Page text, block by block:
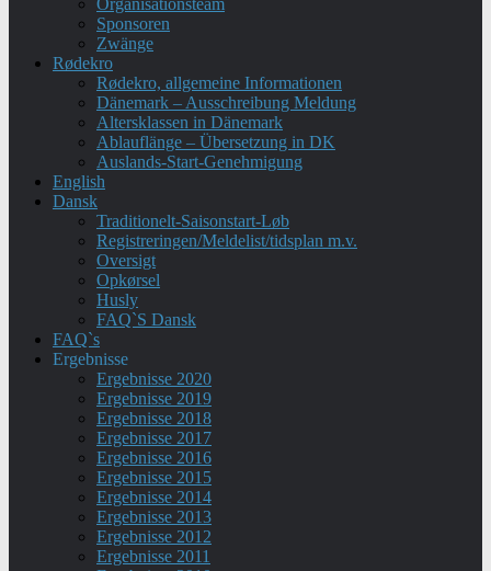
Organisationsteam
Sponsoren
Zwänge
Rødekro
Rødekro, allgemeine Informationen
Dänemark – Ausschreibung Meldung
Altersklassen in Dänemark
Ablauflänge – Übersetzung in DK
Auslands-Start-Genehmigung
English
Dansk
Traditionelt-Saisonstart-Løb
Registreringen/Meldelist/tidsplan m.v.
Oversigt
Opkørsel
Husly
FAQ`S Dansk
FAQ`s
Ergebnisse
Ergebnisse 2020
Ergebnisse 2019
Ergebnisse 2018
Ergebnisse 2017
Ergebnisse 2016
Ergebnisse 2015
Ergebnisse 2014
Ergebnisse 2013
Ergebnisse 2012
Ergebnisse 2011